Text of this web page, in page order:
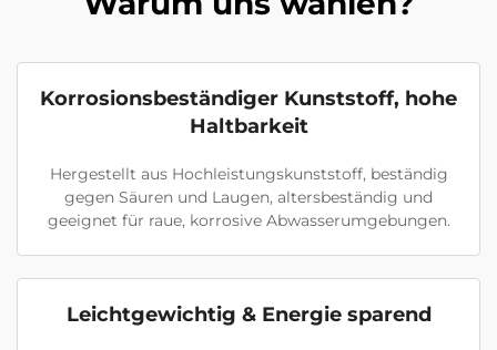
Korrosionsbeständiger Kunststoff, hohe
Haltbarkeit
Hergestellt aus Hochleistungskunststoff, beständig
gegen Säuren und Laugen, altersbeständig und
geeignet für raue, korrosive Abwasserumgebungen.
Leichtgewichtig & Energie sparend